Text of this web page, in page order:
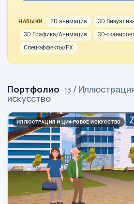
НАВЫКИ 2D анимация 3D
3D Графика/Анимация
3D-
Спец-эффекты/FX
Портфолио · 13 /
искусство
ИЛЛЮСТРАЦИЯ И ЦИФРОВОЕ ИСКУССТВО